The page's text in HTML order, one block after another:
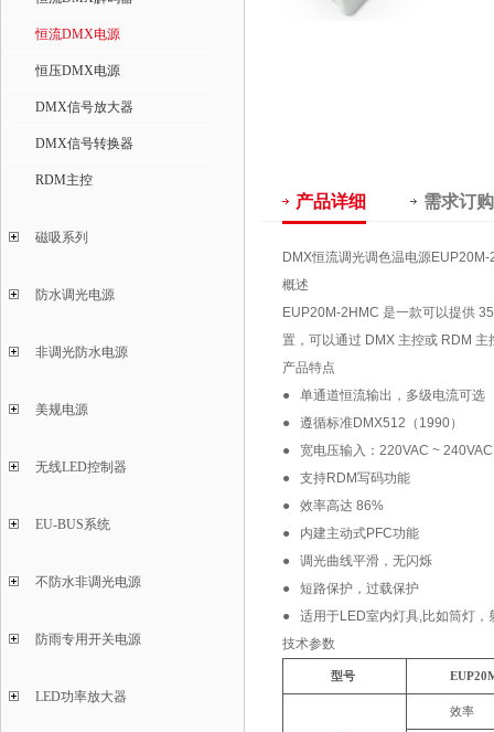
恒流DMX电源
恒压DMX电源
DMX信号放大器
DMX信号转换器
RDM主控
磁吸系列
防水调光电源
非调光防水电源
美规电源
无线LED控制器
EU-BUS系统
不防水非调光电源
防雨专用开关电源
LED功率放大器
产品详细 需求订购
DMX恒流调光调色温电源
概述
EUP20M-2HMC 是一款可以提供
置，可以通过 DMX 主控或 RDM
产品特点
● 单通道恒流输出，多级电流可选
● 遵循标准DMX512（1990）
● 宽电压输入：220VAC ~ 240VAC
● 支持RDM写码功能
● 效率高达 86%
● 内建主动式PFC功能
● 调光曲线平滑，无闪烁
● 短路保护，过载保护
● 适用于LED室内灯具,比如筒灯，
技术参数
型号
效率